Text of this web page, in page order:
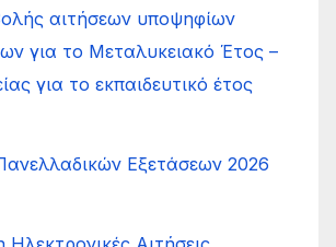
αιτήσεων υποψηφίων
για το Μεταλυκειακό Έτος –
για το εκπαιδευτικό έτος
Εξετάσεων 2026